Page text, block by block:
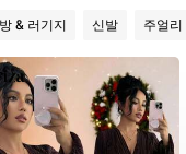
& 러기지 신발 주얼